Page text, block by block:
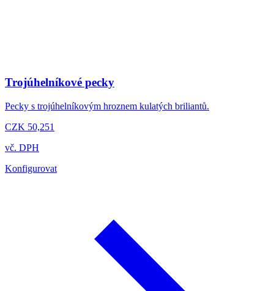
Trojúhelníkové pecky
Pecky s trojúhelníkovým hroznem kulatých briliantů.
CZK 50,251
vč. DPH
Konfigurovat